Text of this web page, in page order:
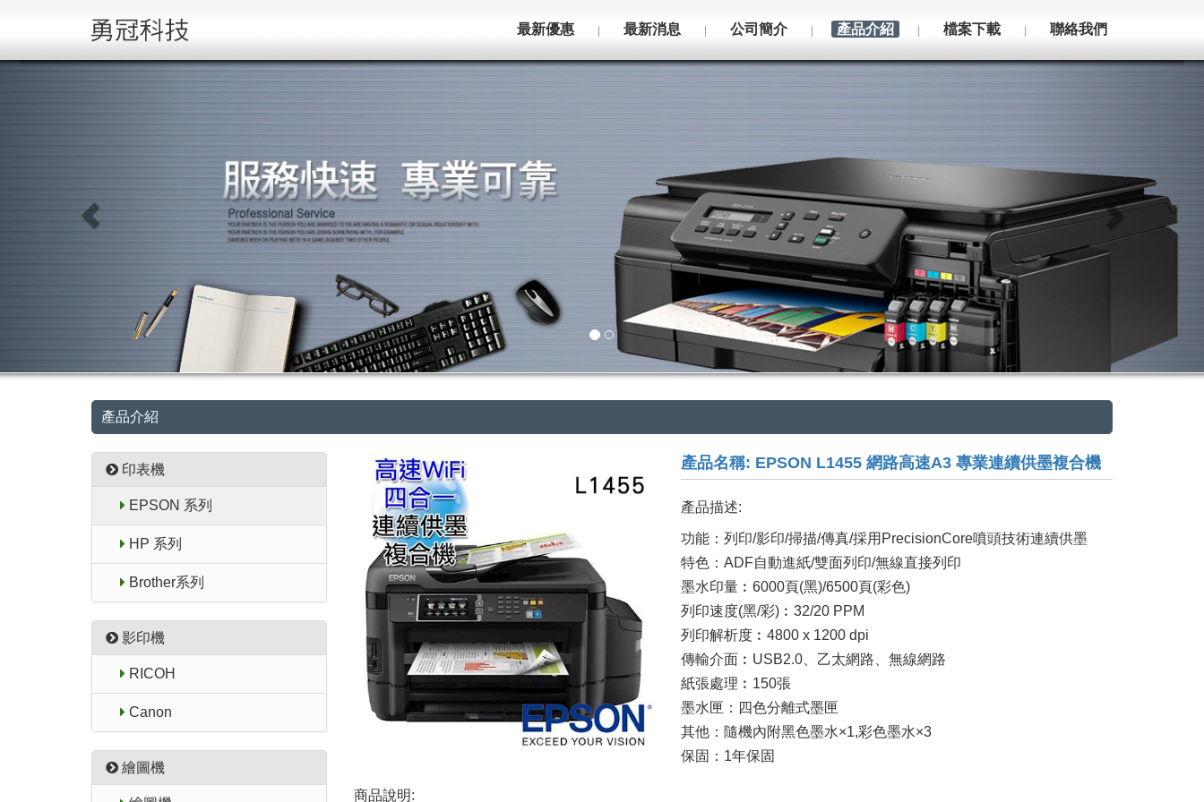
最新優惠 最新消息 公司簡介 產品介紹 檔案下載 聯絡我們
產品介紹
印表機
EPSON 系列
HP 系列
Brother系列
影印機
RICOH
Canon
繪圖機
產品名稱: EPSON L1455 網路高速A3 專業連續供墨複合機
產品描述:
功能：列印/影印/掃描/傳真/採用PrecisionCore噴頭技術連續供墨
特色：ADF自動進紙/雙面列印/無線直接列印
墨水印量︰6000頁(黑)/6500頁(彩色)
列印速度(黑/彩)︰32/20 PPM
列印解析度︰4800 x 1200 dpi
傳輸介面︰USB2.0、乙太網路、無線網路
紙張處理︰150張
墨水匣：四色分離式墨匣
其他：隨機內附黑色墨水×1,彩色墨水×3
保固：1年保固
商品說明: